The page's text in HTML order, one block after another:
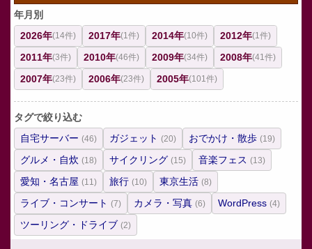
年月別
2026年(14件) 2017年(1件) 2014年(10件) 2012年(1件)
2011年(3件) 2010年(46件) 2009年(34件) 2008年(41件)
2007年(23件) 2006年(23件) 2005年(101件)
タグで絞り込む
自宅サーバー (46) ガジェット (20) おでかけ・散歩 (19)
グルメ・自炊 (18) サイクリング (15) 音楽フェス (13)
愛知・名古屋 (11) 旅行 (10) 東京生活 (8)
ライブ・コンサート (7) カメラ・写真 (6) WordPress (4)
ツーリング・ドライブ (2)